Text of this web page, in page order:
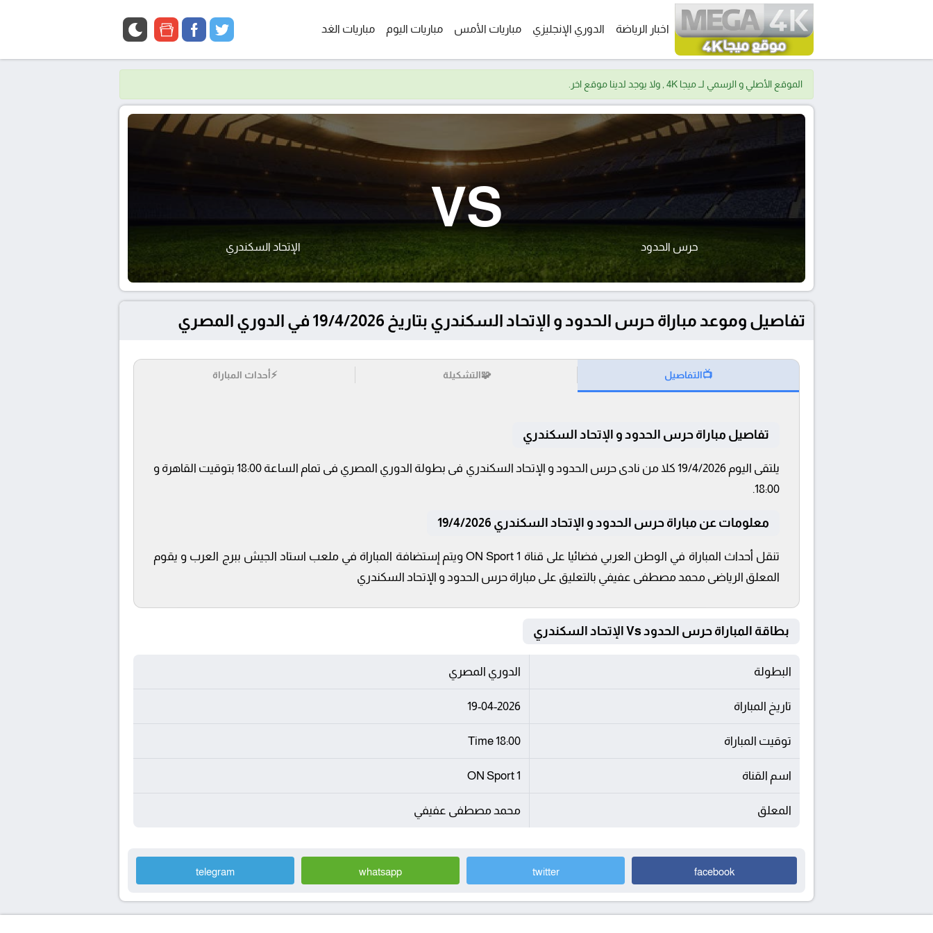
اخبار الرياضة الدوري الإنجليزي مباريات الأمس مباريات اليوم مباريات الغد twitter
facebook
google
الموقع الأصلي و الرسمي لــ ميجا 4K , ولا يوجد لدينا موقع اخر.
حرس الحدود
VS
الإتحاد السكندري
تفاصيل وموعد مباراة حرس الحدود و الإتحاد السكندري بتاريخ 19/4/2026 في الدوري المصري
📺التفاصيل 🧩التشكيلة ⚡أحداث المباراة
تفاصيل مباراة حرس الحدود و الإتحاد السكندري
يلتقى اليوم 19/4/2026 كلا من نادى حرس الحدود و الإتحاد السكندري فى بطولة الدوري المصري فى تمام الساعة 18:00 بتوقيت القاهرة و
18:00.
معلومات عن مباراة حرس الحدود و الإتحاد السكندري 19/4/2026
تنقل أحداث المباراة في الوطن العربي فضائيا على قناة ON Sport 1 ويتم إستضافة المباراة في ملعب استاد الجيش ببرج العرب و يقوم
المعلق الرياضى محمد مصطفى عفيفي بالتعليق على مباراة حرس الحدود و الإتحاد السكندري
بطاقة المباراة حرس الحدود Vs الإتحاد السكندري
البطولة الدوري المصري
تاريخ المباراة 19-04-2026
توقيت المباراة 18:00 Time
اسم القناة ON Sport 1
المعلق محمد مصطفى عفيفي
facebook
twitter
whatsapp
telegram